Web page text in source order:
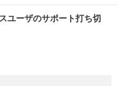
ユーザのサポート打ち切